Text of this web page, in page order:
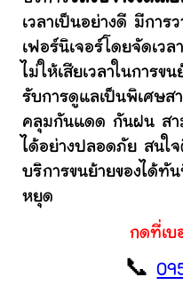
เวลาเป็นอย่างดี มีการ
เฟอร์นิเจอร์โดยจัดเวล
ไม่ให้เสียเวลาในการข
รับการดูแลเป็นพิเศษส
คลุมกันแดด กันฝน สา
ได้อย่างปลอดภัย สนใ
บริการขนย้ายของได้ทั
หยุด
กดที่เบ
📞